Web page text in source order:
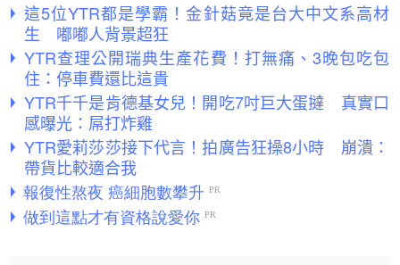
這5位YTR都是學霸！金針菇竟是台大中文系高材
生 嘟嘟人背景超狂
YTR查理公開瑞典生產花費！打無痛、3晚包吃包
住：停車費還比這貴
YTR千千是肯德基女兒！開吃7吋巨大蛋撻 真實口
感曝光：屌打炸雞
YTR愛莉莎莎接下代言！拍廣告狂操8小時 崩潰：
帶貨比較適合我